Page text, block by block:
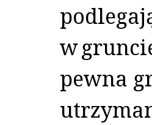
w
pewna